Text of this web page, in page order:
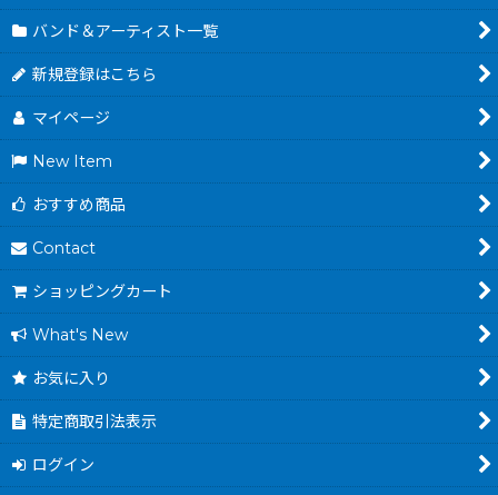
バンド＆アーティスト一覧
新規登録はこちら
マイページ
New Item
おすすめ商品
Contact
ショッピングカート
What's New
お気に入り
特定商取引法表示
ログイン